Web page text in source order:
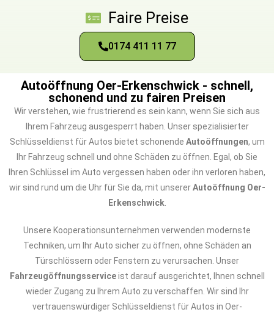
Faire Preise
0174 411 11 77
Autoöffnung Oer-Erkenschwick - schnell,
schonend und zu fairen Preisen
Wir verstehen, wie frustrierend es sein kann, wenn Sie sich aus
Ihrem Fahrzeug ausgesperrt haben. Unser spezialisierter
Schlüsseldienst für Autos bietet schonende Autoöffnungen, um
Ihr Fahrzeug schnell und ohne Schäden zu öffnen. Egal, ob Sie
Ihren Schlüssel im Auto vergessen haben oder ihn verloren haben,
wir sind rund um die Uhr für Sie da, mit unsererAutoöffnung Oer-
Erkenschwick.
Unsere Kooperationsunternehmen verwenden modernste
Techniken, um Ihr Auto sicher zu öffnen, ohne Schäden an
Türschlössern oder Fenstern zu verursachen. Unser
Fahrzeugöffnungsserviceist darauf ausgerichtet, Ihnen schnell
wieder Zugang zu Ihrem Auto zu verschaffen. Wir sind Ihr
vertrauenswürdiger Schlüsseldienst für Autos in Oer-